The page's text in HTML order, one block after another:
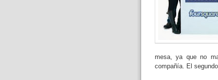
mesa, ya que no
compañía. El